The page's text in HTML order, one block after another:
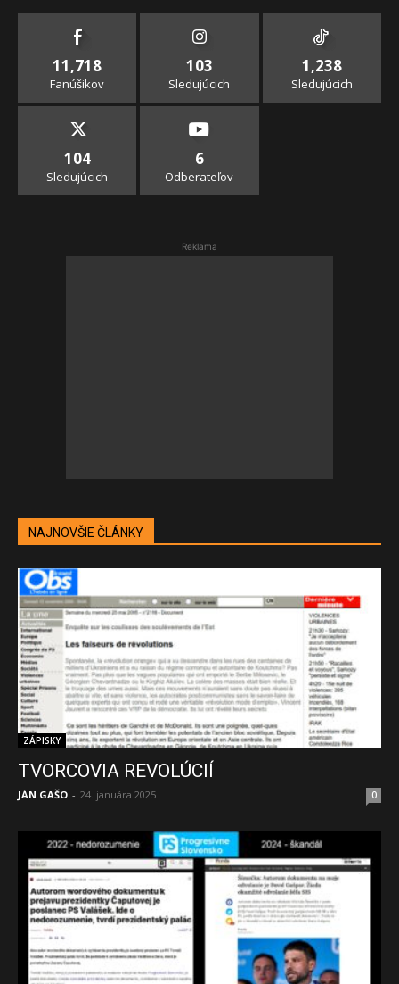
11,718
Fanúšikov
103
Sledujúcich
1,238
Sledujúcich
104
Sledujúcich
6
Odberateľov
Reklama
NAJNOVŠIE ČLÁNKY
ZÁPISKY
TVORCOVIA REVOLÚCIÍ
JÁN GAŠO - 24. januára 2025 0